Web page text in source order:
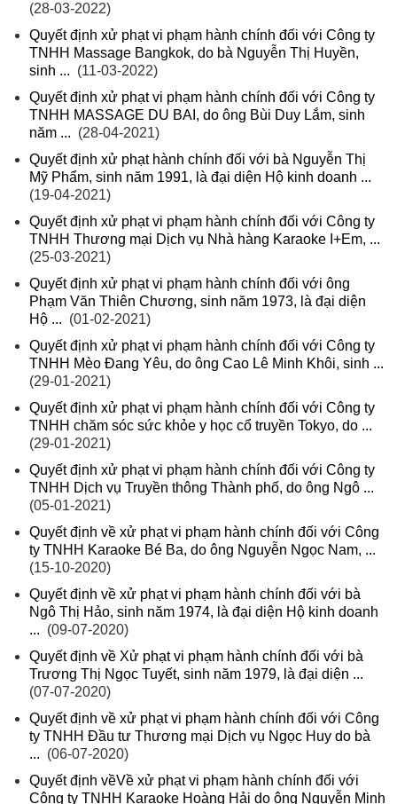
(28-03-2022)
Quyết định xử phạt vi phạm hành chính đối với Công ty
TNHH Massage Bangkok, do bà Nguyễn Thị Huyền,
sinh ... (11-03-2022)
Quyết định xử phạt vi phạm hành chính đối với Công ty
TNHH MASSAGE DU BAI, do ông Bùi Duy Lắm, sinh
năm ... (28-04-2021)
Quyết định xử phạt hành chính đối với bà Nguyễn Thị
Mỹ Phẩm, sinh năm 1991, là đại diện Hộ kinh doanh ...
(19-04-2021)
Quyết định xử phạt vi phạm hành chính đối với Công ty
TNHH Thương mại Dịch vụ Nhà hàng Karaoke I+Em, ...
(25-03-2021)
Quyết định xử phạt vi phạm hành chính đối với ông
Phạm Văn Thiên Chương, sinh năm 1973, là đại diện
Hộ ... (01-02-2021)
Quyết định xử phạt vi phạm hành chính đối với Công ty
TNHH Mèo Đang Yêu, do ông Cao Lê Minh Khôi, sinh ...
(29-01-2021)
Quyết định xử phạt vi phạm hành chính đối với Công ty
TNHH chăm sóc sức khỏe y học cổ truyền Tokyo, do ...
(29-01-2021)
Quyết định xử phạt vi phạm hành chính đối với Công ty
TNHH Dịch vụ Truyền thông Thành phố, do ông Ngô ...
(05-01-2021)
Quyết định về xử phạt vi phạm hành chính đối với Công
ty TNHH Karaoke Bé Ba, do ông Nguyễn Ngọc Nam, ...
(15-10-2020)
Quyết định về xử phạt vi phạm hành chính đối với bà
Ngô Thị Hảo, sinh năm 1974, là đại diện Hộ kinh doanh
... (09-07-2020)
Quyết định về Xử phạt vi phạm hành chính đối với bà
Trương Thị Ngọc Tuyết, sinh năm 1979, là đại diện ...
(07-07-2020)
Quyết định về xử phạt vi phạm hành chính đối với Công
ty TNHH Đầu tư Thương mại Dịch vụ Ngọc Huy do bà
... (06-07-2020)
Quyết định vềVề xử phạt vi phạm hành chính đối với
Công ty TNHH Karaoke Hoàng Hải do ông Nguyễn Minh